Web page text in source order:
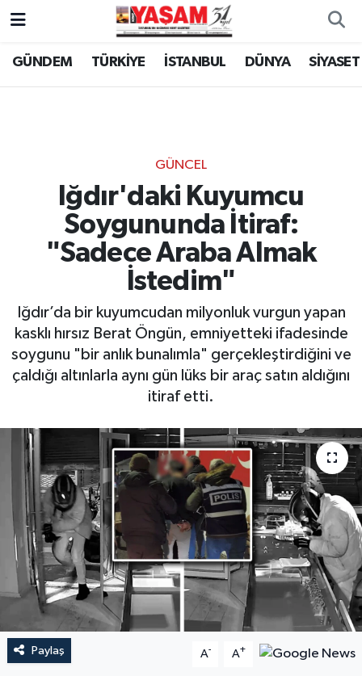
GÜNDEM TÜRKİYE İSTANBUL DÜNYA SİYASET
GÜNCEL
Iğdır'daki Kuyumcu
Soygununda İtiraf:
"Sadece Araba Almak
İstedim"
Iğdır’da bir kuyumcudan milyonluk vurgun yapan
kasklı hırsız Berat Öngün, emniyetteki ifadesinde
soygunu "bir anlık bunalımla" gerçekleştirdiğini ve
çaldığı altınlarla aynı gün lüks bir araç satın aldığını
itiraf etti.
Paylaş A- A+